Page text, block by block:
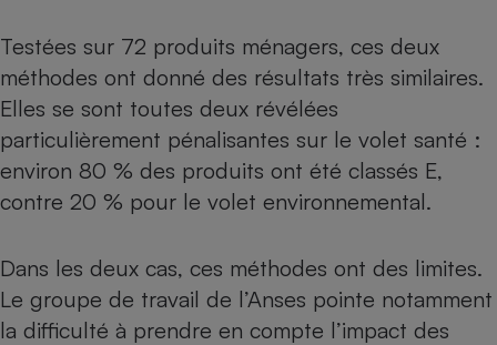
Testées sur 72 produits ménagers, ces deux
méthodes ont donné des résultats très similaires.
Elles se sont toutes deux révélées
particulièrement pénalisantes sur le volet santé :
environ 80 % des produits ont été classés E,
contre 20 % pour le volet environnemental.
Dans les deux cas, ces méthodes ont des limites.
Le groupe de travail de l’Anses pointe notamment
la difficulté à prendre en compte l’impact des